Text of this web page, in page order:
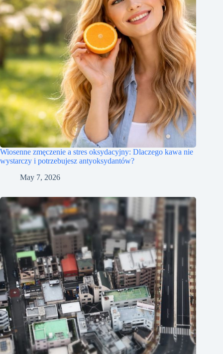
Wiosenne zmęczenie a stres oksydacyjny: Dlaczego kawa nie
wystarczy i potrzebujesz antyoksydantów?
May 7, 2026